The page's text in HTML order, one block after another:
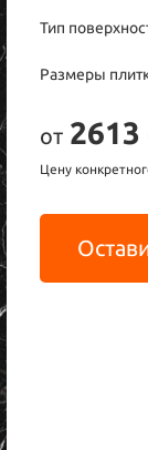
Тип
Размеры
от 2613
Цену